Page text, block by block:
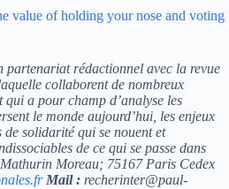
value of holding your nose and voting
partenariat rédactionnel avec la revue
collaborent de nombreux
a pour champ d’analyse les
le monde aujourd’hui, les enjeux
solidarité qui se nouent et
de ce qui se passe dans
Moreau; 75167 Paris Cedex
Mail : recherinter@paul-